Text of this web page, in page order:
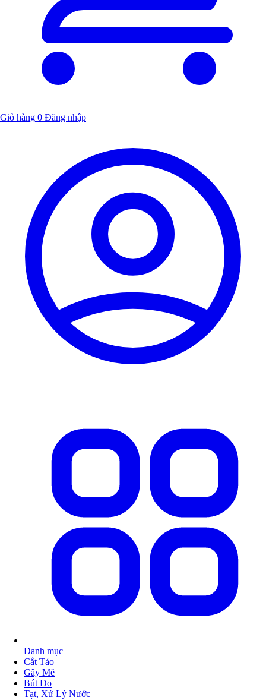
Giỏ hàng 0 Đăng nhập
Danh mục
Cắt Tảo
Gây Mê
Bút Đo
Tạt, Xử Lý Nước